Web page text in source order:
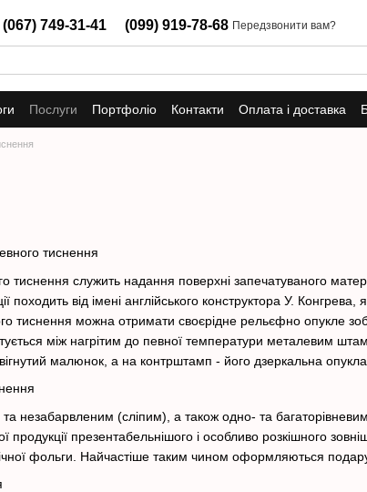
(067) 749-31-41 (099) 919-78-68 Передзвонити вам?
Послуги Портфоліо Контакти Оплата і доставка
тиснення
тиснення служить надання поверхні запечатуваного
походить від імені англійського конструктора У.
тиснення можна отримати своєрідне рельєфно опукле
між нагрітим до певної температури металевим
малюнок, а на контрштамп - його дзеркальна опукла
незабарвленим (сліпим), а також одно- та
продукції презентабельнішого і особливо розкішного
фольги. Найчастіше таким чином оформляються